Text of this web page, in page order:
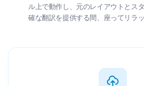
ル上で動作し、元のレイアウトとス
確な翻訳を提供する間、座ってリラ